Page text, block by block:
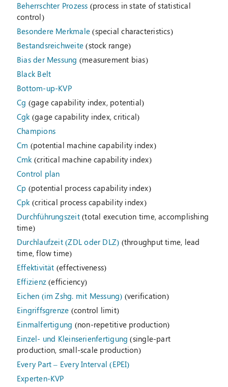
Beherrschter Prozess (process in state of statistical
control)
Besondere Merkmale (special characteristics)
Bestandsreichweite (stock range)
Bias der Messung (measurement bias)
Black Belt
Bottom-up-KVP
Cg (gage capability index, potential)
Cgk(gage capability index, critical)
Champions
Cm (potential machine capability index)
Cmk(critical machine capability index)
Control plan
Cp (potential process capability index)
Cpk(critical process capability index)
Durchführungszeit(total execution time, accomplishing
time)
Durchlaufzeit (ZDL oder DLZ) (throughput time, lead
time, flow time)
Effektivität (effectiveness)
Effizienz (efficiency)
Eichen (im Zshg. mit Messung) (verification)
Eingriffsgrenze (control limit)
Einmalfertigung (non-repetitive production)
Einzel- und Kleinserienfertigung (single-part
production, small-scale production)
Every Part – Every Interval (EPEI)
Experten-KVP